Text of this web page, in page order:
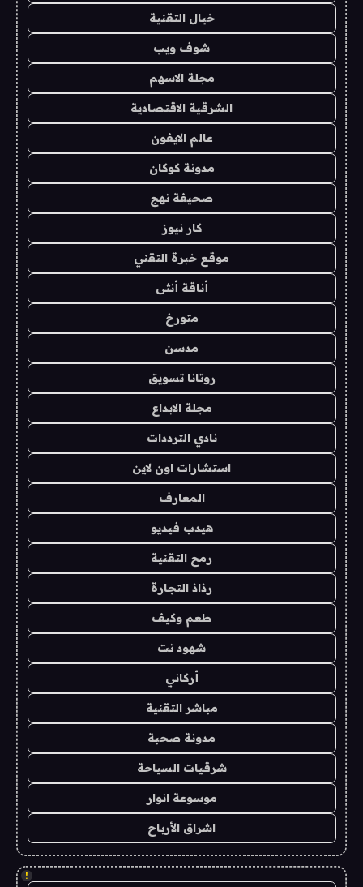
خيال التقنية
شوف ويب
مجلة الاسهم
الشرقية الاقتصادية
عالم الايفون
مدونة كوكان
صحيفة نهج
كار نيوز
موقع خبرة التقني
أناقة أنثى
متورخ
مدسن
روتانا تسويق
مجلة الابداع
نادي الترددات
استشارات اون لاين
المعارف
هيدب فيديو
رمح التقنية
رذاذ التجارة
طعم وكيف
شهود نت
أركاني
مباشر التقنية
مدونة صحبة
شرقيات السياحة
موسوعة انوار
اشراق الأرباح
!